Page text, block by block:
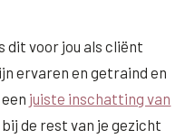
dit voor jou als cliënt
ervaren en getraind en
juiste inschatting van
de rest van je gezicht